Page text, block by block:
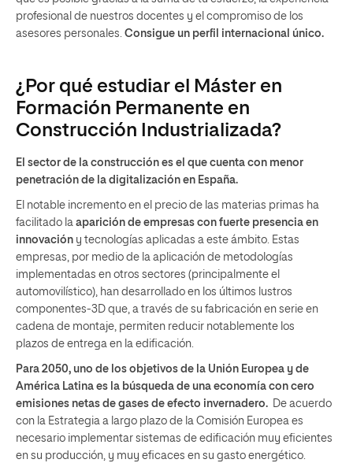
profesional de nuestros docentes y el compromiso de los
asesores personales. Consigue un perfil internacional único.
¿Por qué estudiar el Máster en
Formación Permanente en
Construcción Industrializada?
El sector de la construcción es el que cuenta con menor
penetración de la digitalización en España.
El notable incremento en el precio de las materias primas ha
facilitado la aparición de empresas con fuerte presencia en
innovación y tecnologías aplicadas a este ámbito. Estas
empresas, por medio de la aplicación de metodologías
implementadas en otros sectores (principalmente el
automovilístico), han desarrollado en los últimos lustros
componentes-3D que, a través de su fabricación en serie en
cadena de montaje, permiten reducir notablemente los
plazos de entrega en la edificación.
Para 2050, uno de los objetivos de la Unión Europea y de
América Latina es la búsqueda de una economía con cero
emisiones netas de gases de efecto invernadero. De acuerdo
con la Estrategia a largo plazo de la Comisión Europea es
necesario implementar sistemas de edificación muy eficientes
en su producción, y muy eficaces en su gasto energético.